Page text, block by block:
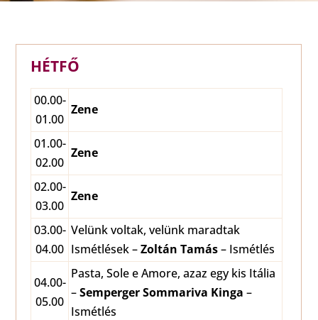
HÉTFŐ
00.00-
01.00
Zene
01.00-
02.00
Zene
02.00-
03.00
Zene
03.00-
04.00
Velünk voltak, velünk maradtak
Ismétlések –Zoltán Tamás– Ismétlés
04.00-
05.00
Pasta, Sole e Amore, azaz egy kis Itália
–Semperger Sommariva Kinga –
Ismétlés